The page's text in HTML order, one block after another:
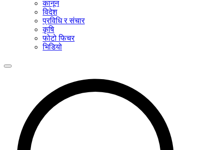
कानून
विदेश
प्रविधि र संचार
कृषि
फोटो फिचर
भिडियो